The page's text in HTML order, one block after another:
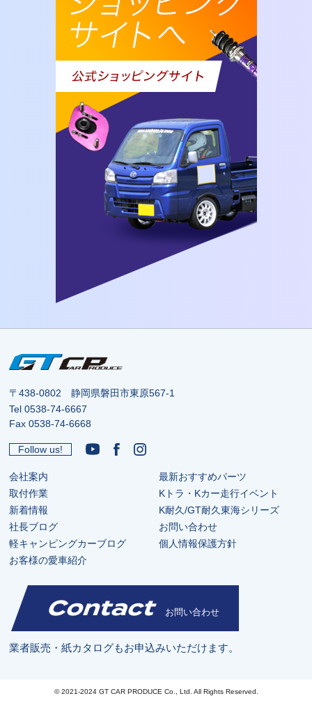
〒438-0802 静岡県磐田市東原567-1
Tel0538-74-6667
Fax 0538-74-6668
Follow us!
会社案内
取付作業
新着情報
社長ブログ
軽キャンピングカーブログ
お客様の愛車紹介
最新おすすめパーツ
Kトラ・Kカー走行イベント
K耐久/GT耐久東海シリーズ
お問い合わせ
個人情報保護方針
Contact お問い合わせ
業者販売・紙カタログもお申込みいただけます。
© 2021-2024 GT CAR PRODUCE Co., Ltd. All Rights Reserved.